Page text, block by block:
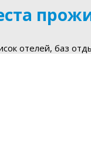
отелей, баз